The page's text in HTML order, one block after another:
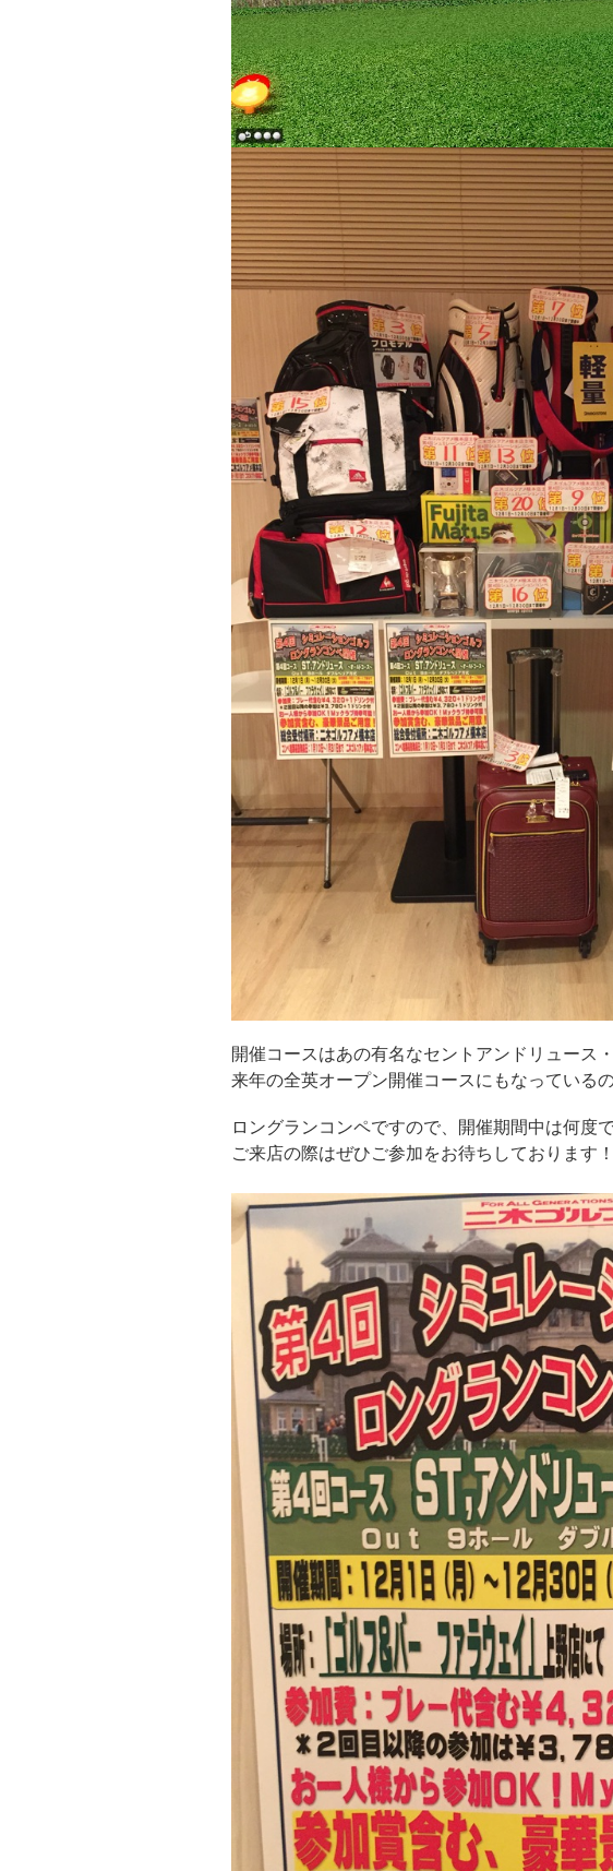
開催コースはあの有名なセントアンドリュース
来年の全英オープン開催コースにもなっている
ロングランコンペですので、開催期間中は何度
ご来店の際はぜひご参加をお待ちしております！